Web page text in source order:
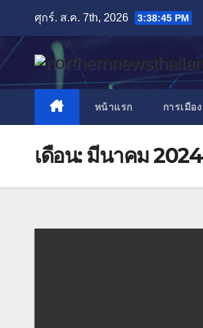
content
ศุกร์. ส.ค. 7th, 2026 3:38:46 PM
หน้าแรก การเมือง
เดือน:มีนาคม 2024